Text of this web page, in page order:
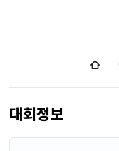
대회정보